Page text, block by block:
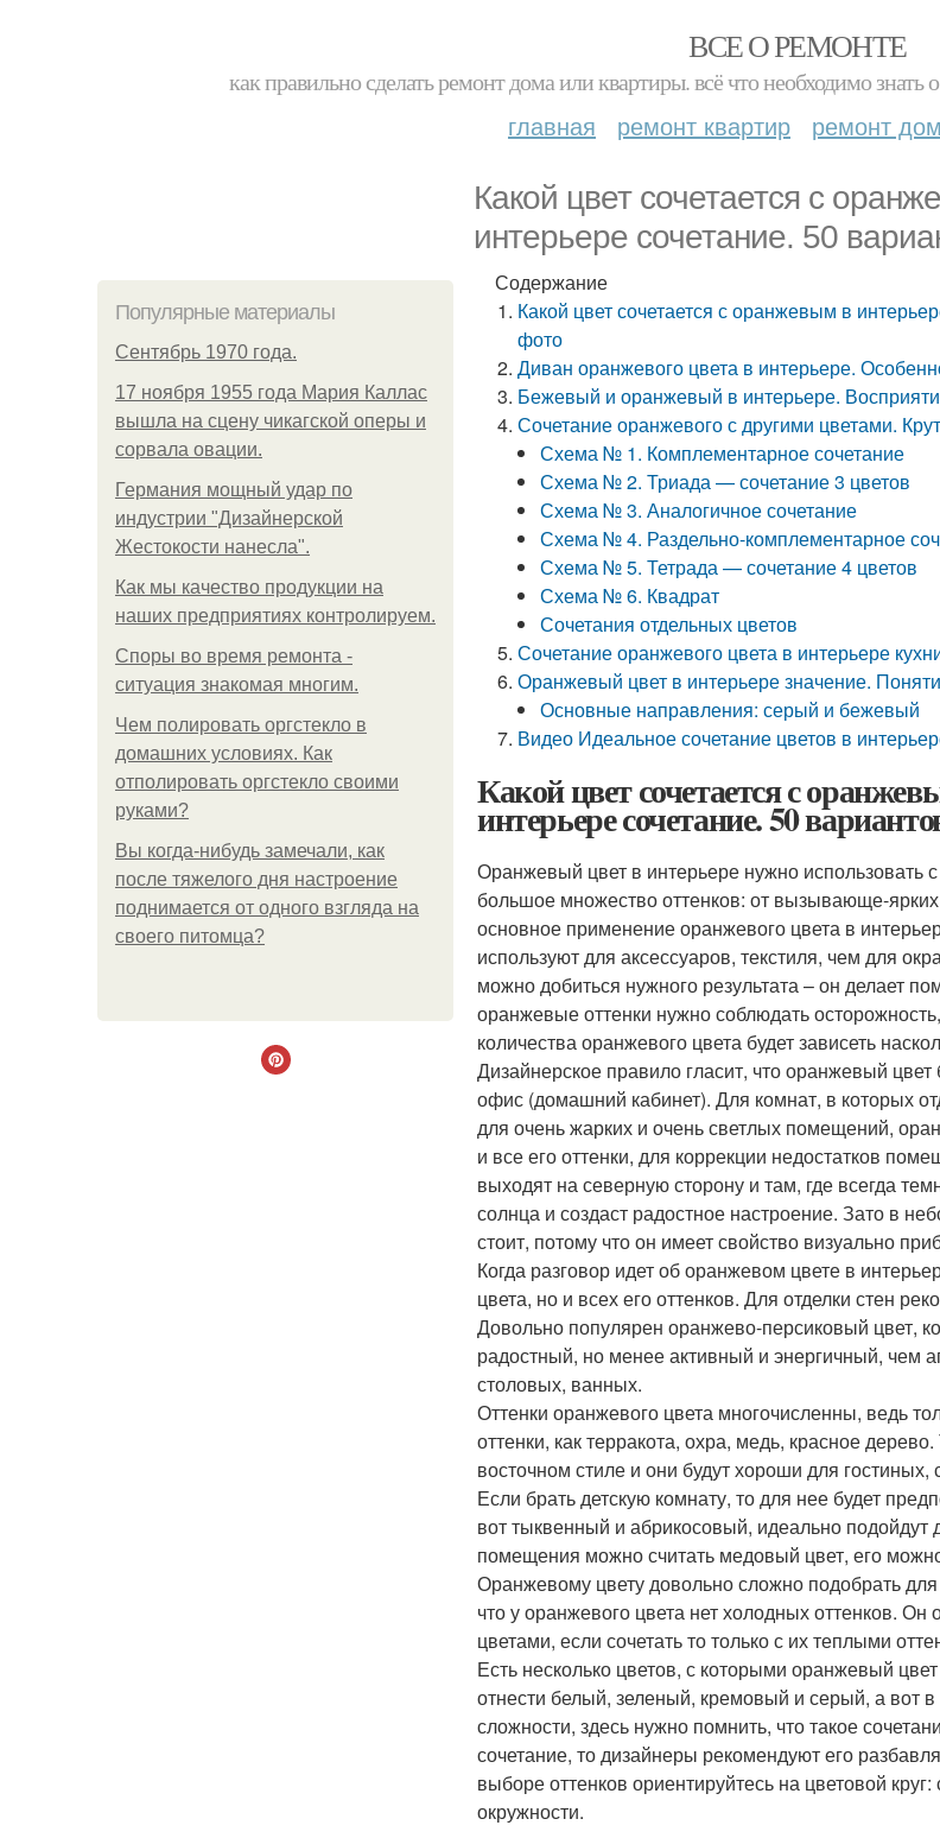
ВСЕ О РЕМОНТЕ
как правильно сделать ремонт дома или квартиры. всё что необходимо
главная ремонт квартир ремонт
Какой цвет сочетается с
интерьере сочетание. 50
Популярные материалы
Сентябрь 1970 года.
17 ноября 1955 года Мария Каллас
вышла на сцену чикагской оперы и
сорвала овации.
Германия мощный удар по
индустрии "Дизайнерской
Жестокости нанесла".
Как мы качество продукции на
наших предприятиях контролируем.
Споры во время ремонта -
ситуация знакомая многим.
Чем полировать оргстекло в
домашних условиях. Как
отполировать оргстекло своими
руками?
Вы когда-нибудь замечали, как
после тяжелого дня настроение
поднимается от одного взгляда на
своего питомца?
Содержание
Какой цвет сочетается с оранжевым в
фото
Диван оранжевого цвета в интерьере.
Бежевый и оранжевый в интерьере.
Сочетание оранжевого с другими цветами.
Схема № 1. Комплементарное сочетание
Схема № 2. Триада — сочетание 3 цветов
Схема № 3. Аналогичное сочетание
Схема № 4. Раздельно-комплементарное
Схема № 5. Тетрада — сочетание 4 цветов
Схема № 6. Квадрат
Сочетания отдельных цветов
Сочетание оранжевого цвета в интерьере
Оранжевый цвет в интерьере значение.
Основные направления: серый и бежевый
Видео Идеальное сочетание цветов в
Какой цвет сочетается с
интерьере сочетание. 50
Оранжевый цвет в интерьере нужно использовать
большое множество оттенков: от вызывающе-
основное применение оранжевого цвета в
используют для аксессуаров, текстиля, чем для
можно добиться нужного результата – он делает
оранжевые оттенки нужно соблюдать
количества оранжевого цвета будет зависеть
Дизайнерское правило гласит, что оранжевый
офис (домашний кабинет). Для комнат, в которых
для очень жарких и очень светлых помещений,
и все его оттенки, для коррекции недостатков
выходят на северную сторону и там, где всегда
солнца и создаст радостное настроение. Зато в
стоит, потому что он имеет свойство визуально
Когда разговор идет об оранжевом цвете в
цвета, но и всех его оттенков. Для отделки стен
Довольно популярен оранжево-персиковый цвет,
радостный, но менее активный и энергичный, чем
столовых, ванных.
Оттенки оранжевого цвета многочисленны, ведь
оттенки, как терракота, охра, медь, красное
восточном стиле и они будут хороши для гостиных,
Если брать детскую комнату, то для нее будет
вот тыквенный и абрикосовый, идеально
помещения можно считать медовый цвет, его
Оранжевому цвету довольно сложно подобрать
что у оранжевого цвета нет холодных оттенков.
цветами, если сочетать то только с их теплыми
Есть несколько цветов, с которыми оранжевый
отнести белый, зеленый, кремовый и серый, а вот
сложности, здесь нужно помнить, что такое
сочетание, то дизайнеры рекомендуют его
выборе оттенков ориентируйтесь на цветовой
окружности.